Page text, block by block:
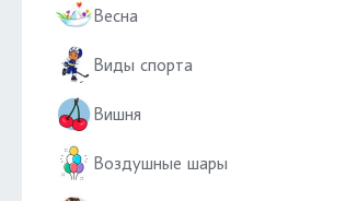
Весна
Виды спорта
Вишня
Воздушные шары